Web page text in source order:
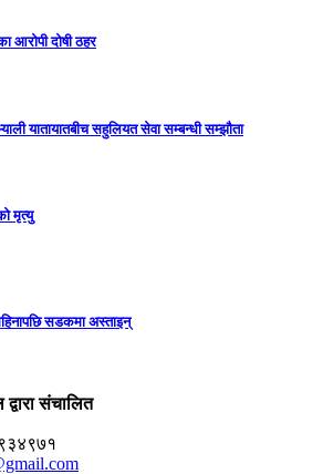
आरोपी दोषी ठहर
यातायातबीच सहुलियत सेवा सम्बन्धी सम्झौता
मृत्यु
सडकमा अस्ताइन्
संचालित